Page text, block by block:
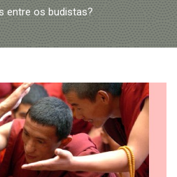
entre os budistas?